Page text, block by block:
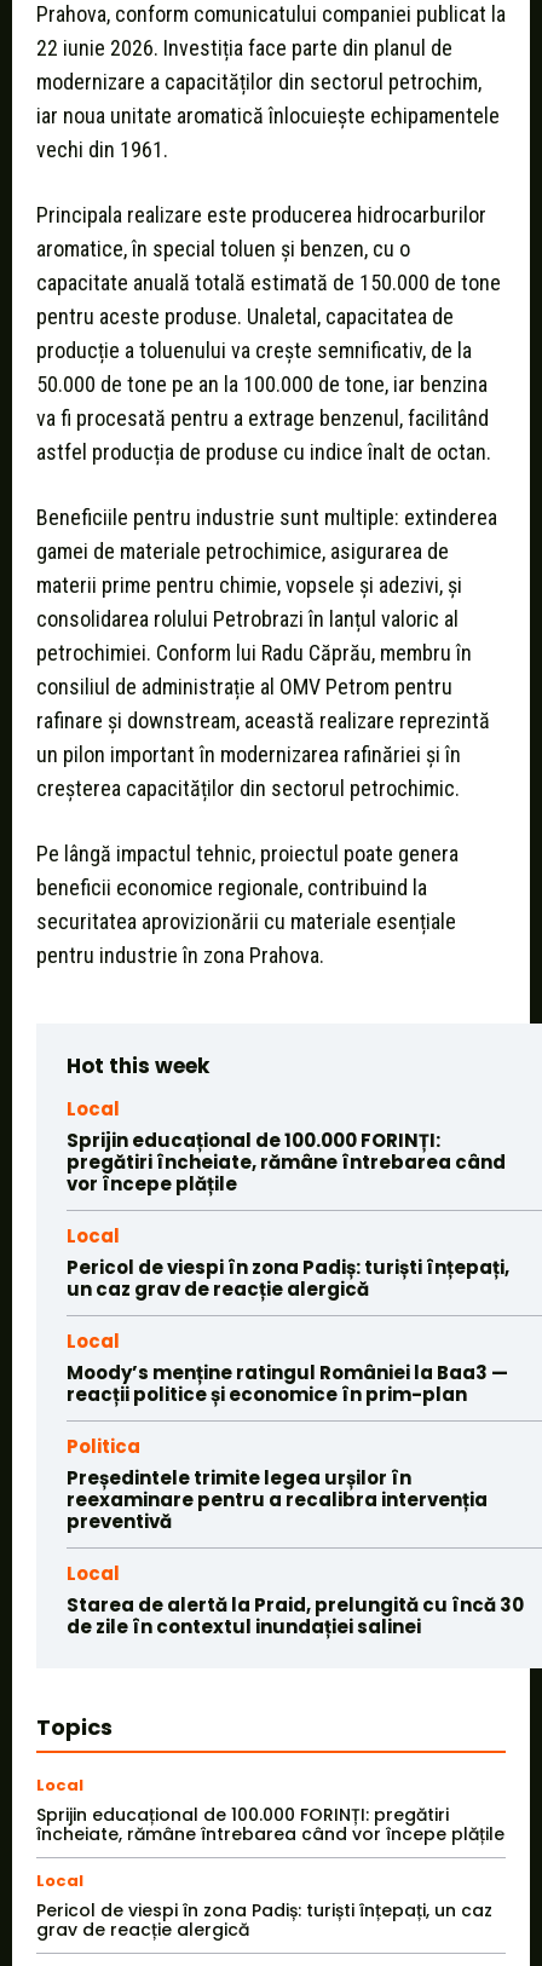
Prahova, conform comunicatului companiei publicat la
22 iunie 2026. Investiția face parte din planul de
modernizare a capacităților din sectorul petrochim,
iar noua unitate aromatică înlocuiește echipamentele
vechi din 1961.
Principala realizare este producerea hidrocarburilor
aromatice, în special toluen și benzen, cu o
capacitate anuală totală estimată de 150.000 de tone
pentru aceste produse. Unaletal, capacitatea de
producție a toluenului va crește semnificativ, de la
50.000 de tone pe an la 100.000 de tone, iar benzina
va fi procesată pentru a extrage benzenul, facilitând
astfel producția de produse cu indice înalt de octan.
Beneficiile pentru industrie sunt multiple: extinderea
gamei de materiale petrochimice, asigurarea de
materii prime pentru chimie, vopsele și adezivi, și
consolidarea rolului Petrobrazi în lanțul valoric al
petrochimiei. Conform lui Radu Căprău, membru în
consiliul de administrație al OMV Petrom pentru
rafinare și downstream, această realizare reprezintă
un pilon important în modernizarea rafinăriei și în
creșterea capacităților din sectorul petrochimic.
Pe lângă impactul tehnic, proiectul poate genera
beneficii economice regionale, contribuind la
securitatea aprovizionării cu materiale esențiale
pentru industrie în zona Prahova.
Hot this week
Local
Sprijin educațional de 100.000 FORINȚI:
pregătiri încheiate, rămâne întrebarea când
vor începe plățile
Local
Pericol de viespi în zona Padiș: turiști înțepați,
un caz grav de reacție alergică
Local
Moody’s menține ratingul României la Baa3 —
reacții politice și economice în prim-plan
Politica
Președintele trimite legea urșilor în
reexaminare pentru a recalibra intervenția
preventivă
Local
Starea de alertă la Praid, prelungită cu încă 30
de zile în contextul inundației salinei
Topics
Local
Sprijin educațional de 100.000 FORINȚI: pregătiri
încheiate, rămâne întrebarea când vor începe plățile
Local
Pericol de viespi în zona Padiș: turiști înțepați, un caz
grav de reacție alergică